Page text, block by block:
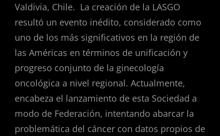
Valdivia, Chile. La creación de la LASGO
resultó un evento inédito, considerado como
uno de los más significativos en la región de
las Américas en términos de unificación y
progreso conjunto de la ginecología
oncológica a nivel regional. Actualmente,
encabeza el lanzamiento de esta Sociedad a
modo de Federación, intentando abarcar la
problemática del cáncer con datos propios de